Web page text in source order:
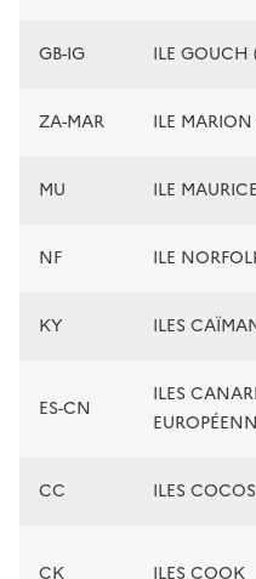
GB-IG ILE GOUCH
ZA-MAR ILE
MU ILE MAURICE
NF ILE
KY ILES
ES-CN
ILES
CC ILES
CK ILES COOK